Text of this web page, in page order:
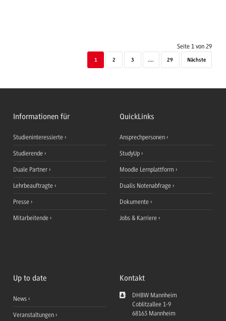
Seite 1 von 29
1 2 3 .... 29 Nächste
Informationen für
Studieninteressierte
Studierende
Duale Partner
Lehrbeauftragte
Presse
Mitarbeitende
QuickLinks
Ansprechpersonen
StudyUp
Moodle Lernplattform
Dualis Notenabfrage
Dokumente
Jobs & Karriere
Up to date
News
Veranstaltungen
Kontakt
DHBW Mannheim
Coblitzallee 1-9
68163 Mannheim